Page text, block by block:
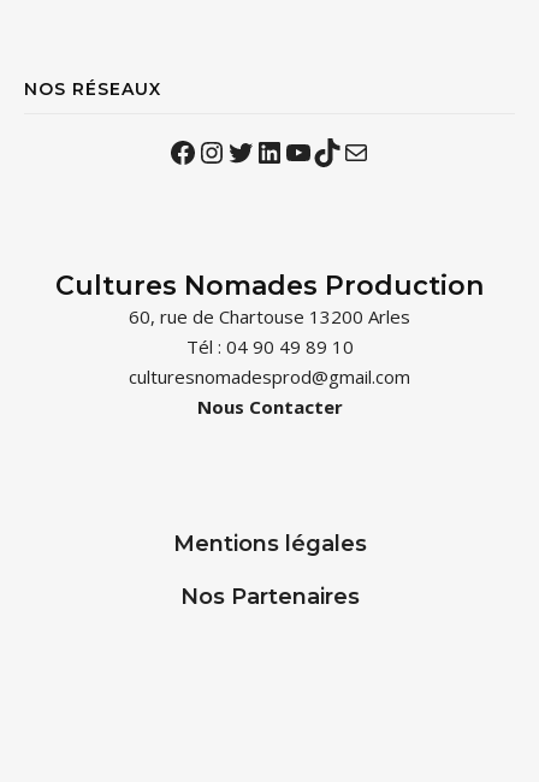
NOS RÉSEAUX
Facebook
Instagram
Twitter
LinkedIn
YouTube
TikTok
Mail
Cultures Nomades Production
60, rue de Chartouse 13200 Arles
Tél : 04 90 49 89 10
culturesnomadesprod@gmail.com
Nous Contacter
Mentions légales
Nos Partenaires